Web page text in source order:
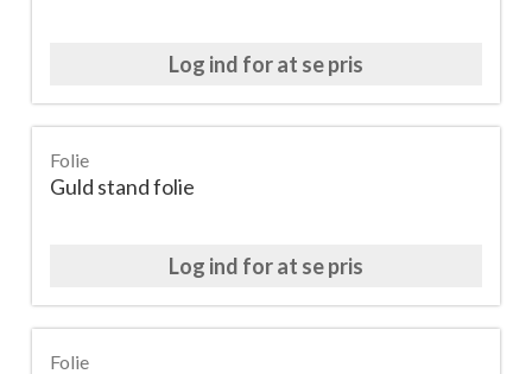
Log ind for at se pris
Folie
Guld stand folie
Log ind for at se pris
Folie